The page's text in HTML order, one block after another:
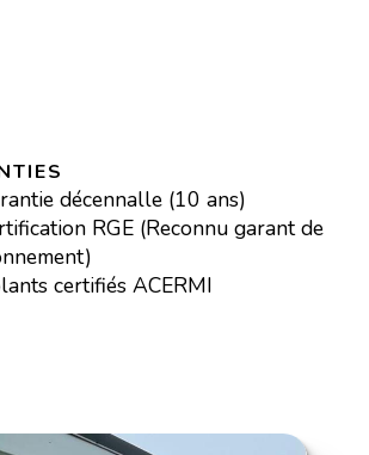
décennalle (10 ans)
RGE (Reconnu garant de
certifiés ACERMI